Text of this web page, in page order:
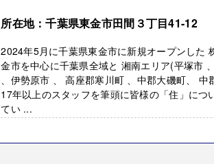
所在地：千葉県東金市田間３丁目41-12
2024年5月に千葉県東金市に新規オープンした
金市を中心に千葉県全域と 湘南エリア(平塚市
、伊勢原市 、 高座郡寒川町 、中郡大磯町、
17年以上のスタッフを筆頭に皆様の「住」につ
てい ...